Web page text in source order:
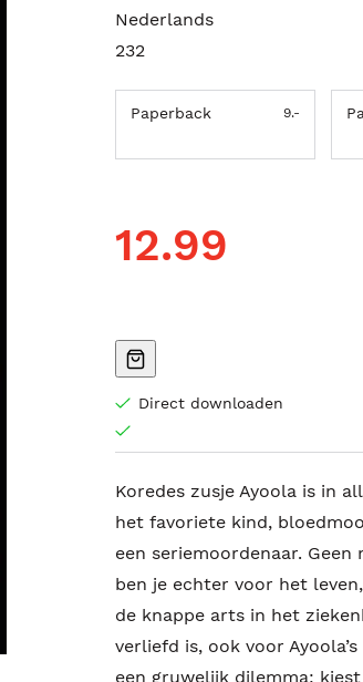
Nederlands
232
Paperback 9.-
12.99
Direct downloaden
Koredes zusje Ayoola is in
het favoriete kind,
een seriemoordenaar.
ben je echter voor het
de knappe arts in het
verliefd is, ook voor
een gruwelijk dilemma: